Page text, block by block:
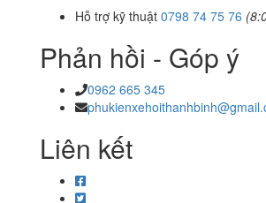
Hỗ trợ kỹ thuật 0798 74 75 76
Phản hồi - Góp ý
0962 665 345
Liên kết